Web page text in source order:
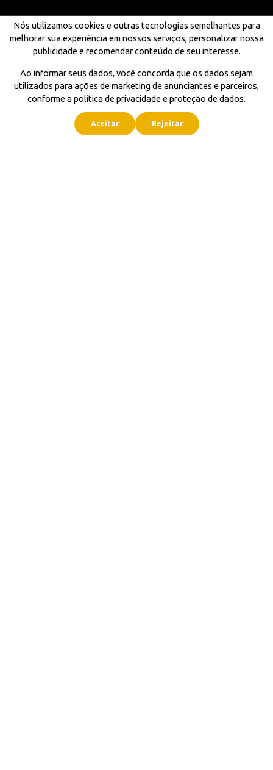
Nós utilizamos cookies e outras tecnologias semelhantes para
melhorar sua experiência em nossos serviços, personalizar nossa
publicidade e recomendar conteúdo de seu interesse.
Ao informar seus dados, você concorda que os dados sejam
utilizados para ações de marketing de anunciantes e parceiros,
conforme a política de privacidade e proteção de dados.
Aceitar Rejeitar